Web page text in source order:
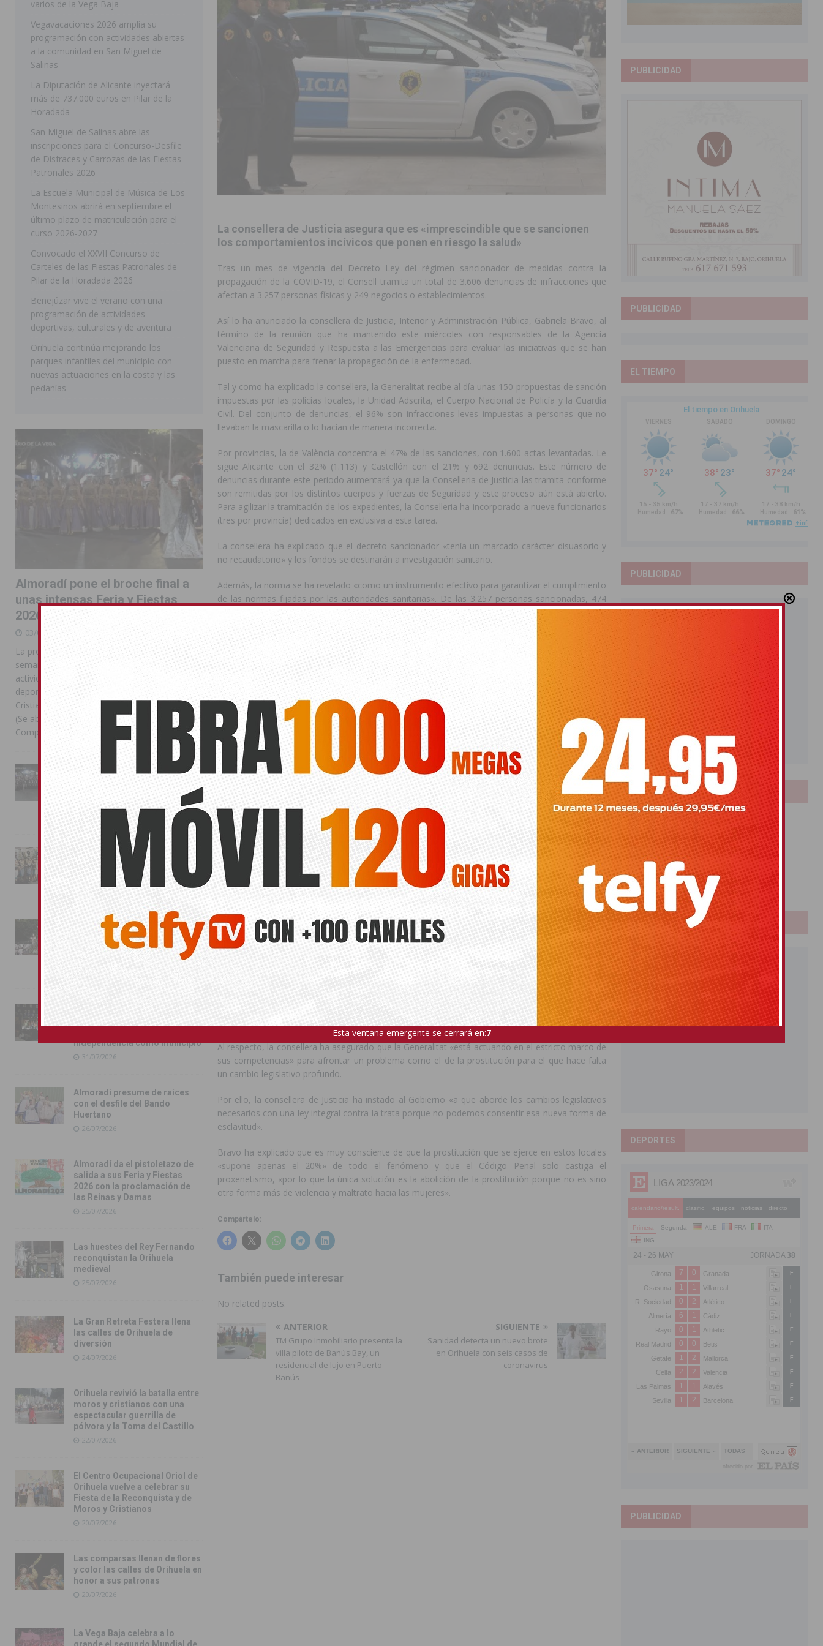
[ 05/08/2026 ]
Orihuela ultima diferentes soluciones para garantizar la seguridad y la continuidad educativa del alumnado del
CEIP Virgen de la Puerta
ORIHUELA
Torrevieja presenta su programación de finales de 2026 tras superar los 78.000 espectadores
TORREVIEJA
[ 05/08/2026 ] Sanidad Orihuela llama a observar el eclipse solar del 12 de agosto con protección homologada y a planificar
los desplazamientos
ORIHUELA
Orihuela acogerá una sesión informativa sobre los recursos disponibles para las mujeres víctimas de violencia
ORIHUELA
[ 06/08/2026 ]
Redován presenta la programación de sus Fiestas Patronales en honor a la Virgen de la Salud y San Miguel
[ 06/08/2026 ] El PSOE denuncia una nueva prórroga de la ORA en Orihuela ‘sin mejoras ni bonificaciones’
[ 06/08/2026 ]
La Diputación destina dos millones de euros a la prevención de incendios en los municipios alicantinos, entre
ellos varios de la Vega Baja
COMARCA
[ 06/08/2026 ] Vegavacaciones 2026 amplía su programación con actividades abiertas a la comunidad en San Miguel de Salinas
La consellera de Justicia asegura que es «imprescindible que se sancionen
los comportamientos incívicos que ponen en riesgo la salud»
Tras un mes de vigencia del Decreto Ley del régimen sancionador de medidas contra la
propagación de la COVID-19, el Consell tramita un total de 3.606 denuncias de infracciones que
afectan a 3.257 personas físicas y 249 negocios o establecimientos.
Así lo ha anunciado la consellera de Justicia, Interior y Administración Pública, Gabriela Bravo, al
término de la reunión que ha mantenido este miércoles con responsables de la Agencia
Valenciana de Seguridad y Respuesta a las Emergencias para evaluar las iniciativas que se han
puesto en marcha para frenar la propagación de la enfermedad.
Tal y como ha explicado la consellera, la Generalitat recibe al día unas 150 propuestas de sanción
impuestas por las policías locales, la Unidad Adscrita, el Cuerpo Nacional de Policía y la Guardia
Civil. Del conjunto de denuncias, el 96% son infracciones leves impuestas a personas que no
llevaban la mascarilla o lo hacían de manera incorrecta.
Por provincias, la de València concentra el 47% de las sanciones, con 1.600 actas levantadas. Le
sigue Alicante con el 32% (1.113) y Castellón con el 21% y 692 denuncias. Este número de
denuncias durante este periodo aumentará ya que la Conselleria de Justicia las tramita conforme
son remitidas por los distintos cuerpos y fuerzas de Seguridad y este proceso aún está abierto.
Para agilizar la tramitación de los expedientes, la Conselleria ha incorporado a nueve funcionarios
(tres por provincia) dedicados en exclusiva a esta tarea.
La consellera ha explicado que el decreto sancionador «tenía un marcado carácter disuasorio y
no recaudatorio» y los fondos se destinarán a investigación sanitario.
Además, la norma se ha revelado «como un instrumento efectivo para garantizar el cumplimiento
de las normas fijadas por las autoridades sanitarias». De las 3.257 personas sancionadas, 474
han reconocido la infracción y tendrán una rebaja del 40% en el importe de la sanción.
Bravo ha insistido en que la Generalitat está «haciendo todos los esfuerzos para evitar los
nuevos contagios con dispositivos de seguridad» pero, en todo caso, es necesaria «la
complicidad de toda la ciudadanía para evitar una transmisión comunitaria y para frenar esos 772
focos activos» registrados en la Comunitat Valenciana.
«La seguridad sanitaria es la base de la reactivación y la mejor política económica pasa,
precisamente, por fortalecer la seguridad colectiva», ha asegurado.
Control de los locales sospechosos de prostitución
Por otra parte, la consellera ha anunciado que el dispositivo especial desplegado por la Unidad
Adscrita, en colaboración con la Guardia Civil y el Cuerpo Nacional de Policía, para la inspección
de los locales donde se sospecha que se ejerce la prostitución «se va a completar hasta llegar al
cien por cien de los 143 establecimientos de estas características de los que tenemos constancia
que existen en la Comunitat Valenciana».
Estas inspecciones se llevan a cabo bajo un doble amparo legal. Por una parte, el de la ley de
espectáculos autonómica, que permite sancionar a aquellos locales donde se ejerza una
actividad diferente a la que contempla su correspondiente licencia; por otra, la del mencionado
decreto-ley de régimen sancionador de medidas contra la COVID-19 aprobado el pasado 26 de
julio por el Pleno del Consell.
El dispositivo especial, puesto en marcha el pasado viernes, ha permitido la inspección de 37 de
estos locales, de los cuales, 18 están en la provincia de Valencia, 13 en la de Alicante y 6 en la de
Castellón.
En estas 37 inspecciones se ha propuesto sanción para diez establecimientos. En seis de ellos por
tener licencia diferente a la actividad ejercida y en los otros cuatro por incumplimiento de
medidas contra la COVID-19. Cuatro locales de València cerraron tras la inspección y sus
responsables aseguraron que no volverían a abrir.
Al respecto, la consellera ha asegurado que la Generalitat «está actuando en el estricto marco de
sus competencias» para afrontar un problema como el de la prostitución para el que hace falta
un cambio legislativo profundo.
Por ello, la consellera de Justicia ha instado al Gobierno «a que aborde los cambios legislativos
necesarios con una ley integral contra la trata porque no podemos consentir esa nueva forma de
esclavitud».
Bravo ha explicado que es muy consciente de que la prostitución que se ejerce en estos locales
«supone apenas el 20%» de todo el fenómeno y que el Código Penal solo castiga el
proxenetismo, «por lo que la única solución es la abolición de la prostitución porque no es sino
otra forma más de violencia y maltrato hacia las mujeres».
Compártelo:
También puede interesar
No related posts.
ANTERIOR
TM Grupo Inmobiliario presenta la
villa piloto de Banús Bay, un
residencial de lujo en Puerto
Banús
SIGUIENTE
Sanidad detecta un nuevo brote
en Orihuela con seis casos de
coronavirus
varios de la Vega Baja
Vegavacaciones 2026 amplía su
programación con actividades abiertas
a la comunidad en San Miguel de
Salinas
La Diputación de Alicante inyectará
más de 737.000 euros en Pilar de la
Horadada
San Miguel de Salinas abre las
inscripciones para el Concurso-Desfile
de Disfraces y Carrozas de las Fiestas
Patronales 2026
La Escuela Municipal de Música de Los
Montesinos abrirá en septiembre el
último plazo de matriculación para el
curso 2026-2027
Convocado el XXVII Concurso de
Carteles de las Fiestas Patronales de
Pilar de la Horadada 2026
Benejúzar vive el verano con una
programación de actividades
deportivas, culturales y de aventura
Orihuela continúa mejorando los
parques infantiles del municipio con
nuevas actuaciones en la costa y las
pedanías
Almoradí pone el broche final a
unas intensas Feria y Fiestas
2026
03/08/2026
La programación reunió durante más de una
semana actos institucionales, conciertos,
actividades familiares, competiciones
deportivas y las celebraciones de Moros y
Cristianos Compártelo: Comparte en Facebook
(Se abre en una ventana nueva) Facebook
Compartir en
La Entrada Cristiana llena de
esplendor las calles de
Almoradí en una multitudinaria
jornada festera
02/08/2026
La magia de la Entrada Mora
conquista las calles de
Almoradí
01/08/2026
La fiesta se adueña de
Almoradí con la presentación
de los cargos festeros y la
toma del castillo
31/07/2026
Pilar de la Horadada
conmemora con emoción el
independencia como municipio
31/07/2026
Almoradí presume de raíces
con el desfile del Bando
Huertano
26/07/2026
Almoradí da el pistoletazo de
salida a sus Feria y Fiestas
2026 con la proclamación de
las Reinas y Damas
25/07/2026
Las huestes del Rey Fernando
reconquistan la Orihuela
medieval
25/07/2026
La Gran Retreta Festera llena
las calles de Orihuela de
diversión
24/07/2026
Orihuela revivió la batalla entre
moros y cristianos con una
espectacular guerrilla de
pólvora y la Toma del Castillo
22/07/2026
El Centro Ocupacional Oriol de
Orihuela vuelve a celebrar su
Fiesta de la Reconquista y de
Moros y Cristianos
20/07/2026
Las comparsas llenan de flores
y color las calles de Orihuela en
honor a sus patronas
20/07/2026
La Vega Baja celebra a lo
PUBLICIDAD
PUBLICIDAD
EL TIEMPO
PUBLICIDAD
LOTERIAS
Bonoloto
Primitiva
El Gordo
Euromillones
Loteria
Once
PUBLICIDAD
DEPORTES
PUBLICIDAD
Esta ventana emergente se cerrará en:6